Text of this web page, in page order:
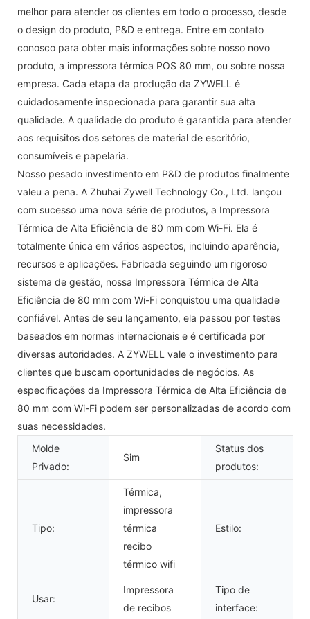
melhor para atender os clientes em todo o processo, desde
o design do produto, P&D e entrega. Entre em contato
conosco para obter mais informações sobre nosso novo
produto, a impressora térmica POS 80 mm, ou sobre nossa
empresa. Cada etapa da produção da ZYWELL é
cuidadosamente inspecionada para garantir sua alta
qualidade. A qualidade do produto é garantida para atender
aos requisitos dos setores de material de escritório,
consumíveis e papelaria.
Nosso pesado investimento em P&D de produtos finalmente
valeu a pena. A Zhuhai Zywell Technology Co., Ltd. lançou
com sucesso uma nova série de produtos, a Impressora
Térmica de Alta Eficiência de 80 mm com Wi-Fi. Ela é
totalmente única em vários aspectos, incluindo aparência,
recursos e aplicações. Fabricada seguindo um rigoroso
sistema de gestão, nossa Impressora Térmica de Alta
Eficiência de 80 mm com Wi-Fi conquistou uma qualidade
confiável. Antes de seu lançamento, ela passou por testes
baseados em normas internacionais e é certificada por
diversas autoridades. A ZYWELL vale o investimento para
clientes que buscam oportunidades de negócios. As
especificações da Impressora Térmica de Alta Eficiência de
80 mm com Wi-Fi podem ser personalizadas de acordo com
suas necessidades.
Molde
Privado:
Sim
Status dos
produtos:
Tipo:
Térmica,
impressora
térmica
recibo
térmico wifi
Estilo:
Usar:
Impressora
de recibos
Tipo de
interface: